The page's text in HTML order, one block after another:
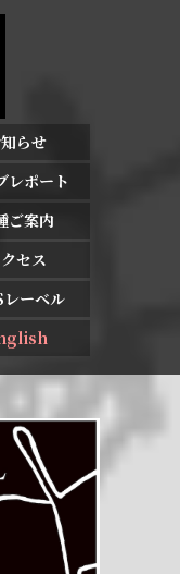
らせ
レポート
ご案内
セス
レーベル